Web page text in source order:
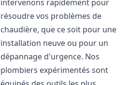
intervenons rapidement pour
résoudre vos problèmes de
chaudière, que ce soit pour une
installation neuve ou pour un
dépannage d'urgence. Nos
plombiers expérimentés sont